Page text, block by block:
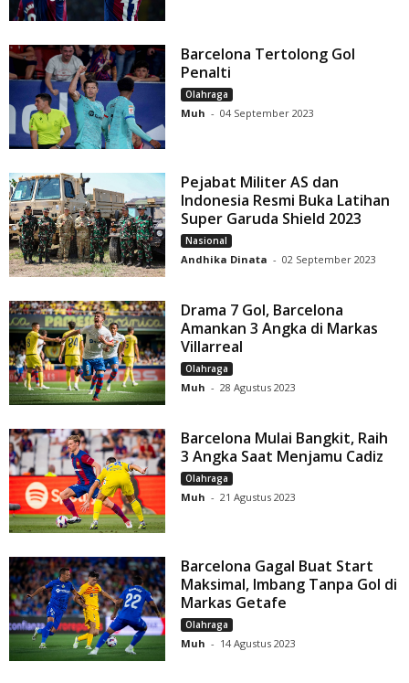
Barcelona Tertolong Gol
Penalti
Olahraga
Muh - 04 September 2023
Pejabat Militer AS dan
Indonesia Resmi Buka Latihan
Super Garuda Shield 2023
Nasional
Andhika Dinata - 02 September 2023
Drama 7 Gol, Barcelona
Amankan 3 Angka di Markas
Villarreal
Olahraga
Muh - 28 Agustus 2023
Barcelona Mulai Bangkit, Raih
3 Angka Saat Menjamu Cadiz
Olahraga
Muh - 21 Agustus 2023
Barcelona Gagal Buat Start
Maksimal, Imbang Tanpa Gol di
Markas Getafe
Olahraga
Muh - 14 Agustus 2023